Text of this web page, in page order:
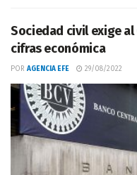
Sociedad civil exige
cifras económica
POR AGENCIA EFE 29/08/2022